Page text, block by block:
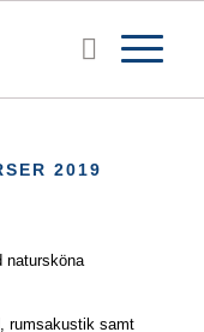
2019
natursköna
rumsakustik samt